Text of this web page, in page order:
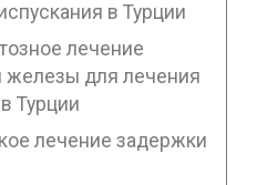
в Турции
лечение
железы для лечения
Турции
лечение задержки